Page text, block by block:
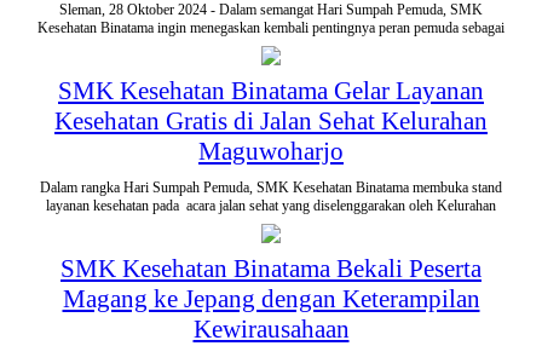
Sleman, 28 Oktober 2024 - Dalam semangat Hari Sumpah Pemuda, SMK
Kesehatan Binatama ingin menegaskan kembali pentingnya peran pemuda sebagai
SMK Kesehatan Binatama Gelar Layanan
Kesehatan Gratis di Jalan Sehat Kelurahan
Maguwoharjo
Dalam rangka Hari Sumpah Pemuda, SMK Kesehatan Binatama membuka stand
layanan kesehatan pada acara jalan sehat yang diselenggarakan oleh Kelurahan
SMK Kesehatan Binatama Bekali Peserta
Magang ke Jepang dengan Keterampilan
Kewirausahaan